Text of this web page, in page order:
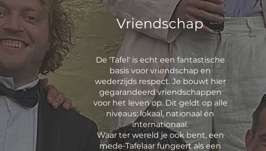
Vriendschap
De 'Tafel' is echt een fantastische
basis voor vriendschap en
wederzijds respect. Je bouwt hier
gegarandeerd vriendschappen
voor het leven op. Dit geldt op alle
niveaus: lokaal, nationaal én
internationaal.
Waar ter wereld je ook bent, een
mede-Tafelaar fungeert als een